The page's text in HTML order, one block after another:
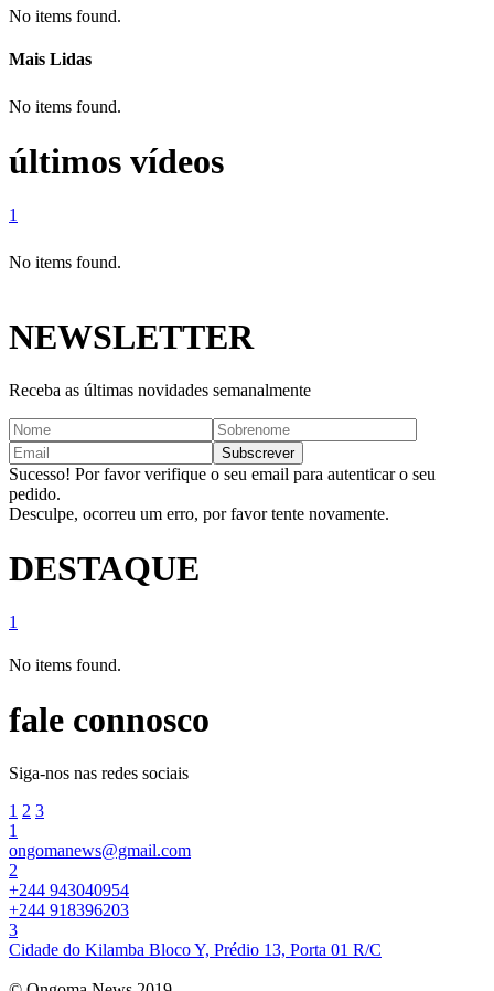
No items found.
Mais Lidas
No items found.
últimos vídeos
1
No items found.
NEWSLETTER
Receba as últimas novidades semanalmente
Sucesso! Por favor verifique o seu email para autenticar o seu
pedido.
Desculpe, ocorreu um erro, por favor tente novamente.
DESTAQUE
1
No items found.
fale connosco
Siga-nos nas redes sociais
1 2 3
1
ongomanews@gmail.com
2
+244 943040954
+244 918396203
3
Cidade do Kilamba Bloco Y, Prédio 13, Porta 01 R/C